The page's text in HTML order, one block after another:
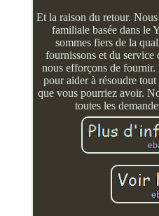
Et la raison du retour.
familiale basée dans le
sommes fiers de la
fournissons et du service
nous efforçons de
pour aider à résoudre
que vous pourriez avoir.
toutes les